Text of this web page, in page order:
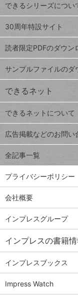
Google
スプレ
ッドシ
ート
iPhone
VLOOKUP
close
閉じ
る
ト
ッ
プ
ペ
ジ
連載
Excel Q&A
トイアンナ流仕
事術
PowerAutomate
ではじめる業務
の完全自動化
AI議事録作成術
Windows 11
Q&A
Teams踏み込み
活用術
Excel講師の仕事
術
できるシリーズについ
30周年特設サイト
読者限定PDFのダウン
サンプルファイルのダ
できるネット
できるネットについて
広告掲載などのお問い
全記事一覧
プライバシーポリシー
会社概要
インプレスグループ
インプレスの書籍
インプレスブックス
Impress Watch